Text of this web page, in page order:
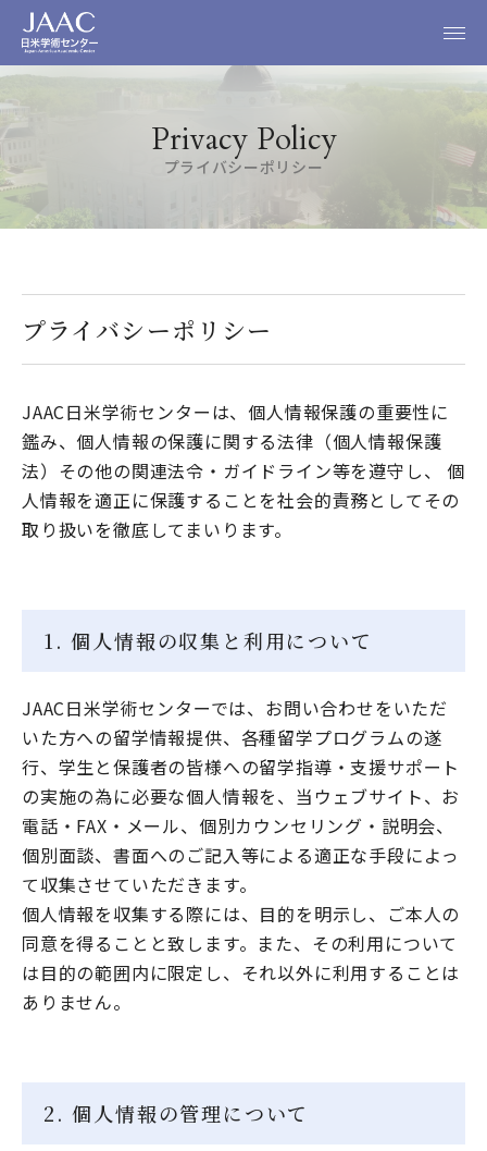
0120-525-626
メール相談 無料資料請求
学校関係者の皆様
説明会・セミナー
お知らせ・最新留学関連情報
プライバシーポリシー
留学先実績
プライバシーポリシー
Privacy Policy
プライバシーポリシー
JAAC日米学術センターは、個人情報保護の重要性に
鑑み、個人情報の保護に関する法律（個人情報保護
法）その他の関連法令・ガイドライン等を遵守し、 個
人情報を適正に保護することを社会的責務としてその
取り扱いを徹底してまいります。
1. 個人情報の収集と利用について
JAAC日米学術センターでは、お問い合わせをいただ
いた方への留学情報提供、各種留学プログラムの遂
行、学生と保護者の皆様への留学指導・支援サポート
の実施の為に必要な個人情報を、当ウェブサイト、お
電話・FAX・メール、個別カウンセリング・説明会、
個別面談、書面へのご記入等による適正な手段によっ
て収集させていただきます。
個人情報を収集する際には、目的を明示し、ご本人の
同意を得ることと致します。また、その利用について
は目的の範囲内に限定し、それ以外に利用することは
ありません。
2. 個人情報の管理について